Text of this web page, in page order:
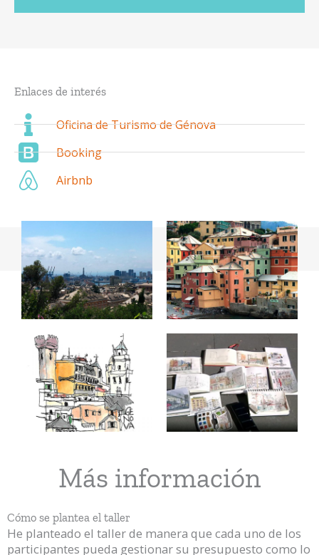
Enlaces de interés
Oficina de Turismo de Génova
Booking
Airbnb
Más información
Cómo se plantea el taller
He planteado el taller de manera que cada uno de los
participantes pueda gestionar su presupuesto como lo